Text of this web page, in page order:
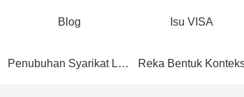
Blog Isu VISA
Penubuhan Syarikat Labuan Reka Bentuk